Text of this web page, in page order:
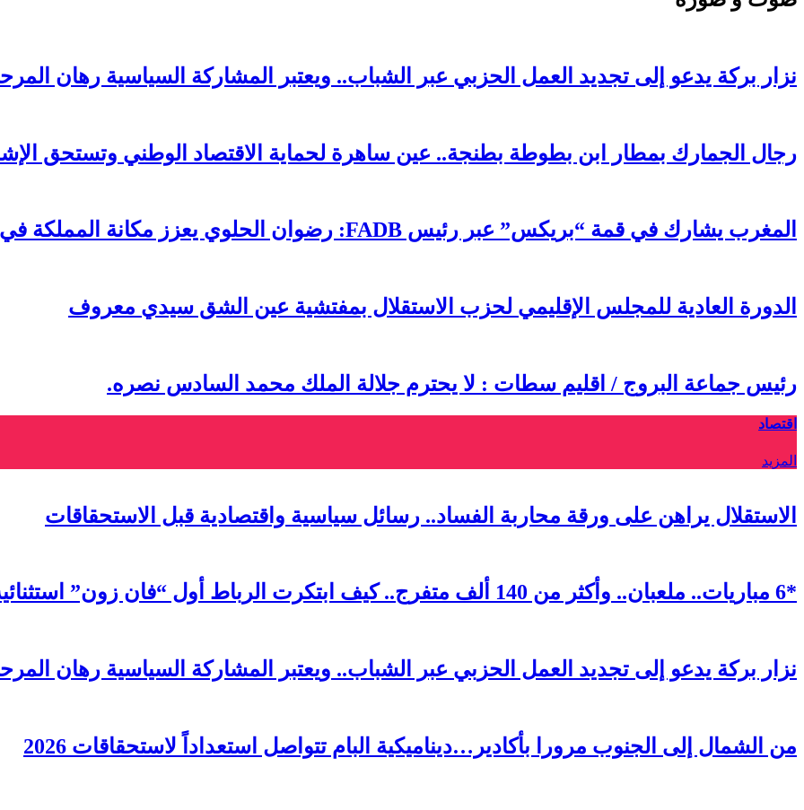
نزار بركة يدعو إلى تجديد العمل الحزبي عبر الشباب.. ويعتبر المشاركة السياسية رهان
رجال الجمارك بمطار ابن بطوطة بطنجة.. عين ساهرة لحماية الاقتصاد الوطني وتستحق
المغرب يشارك في قمة “بريكس” عبر رئيس FADB: رضوان الحلوي يعزز مكانة المملكة في التحول الرقمي الأفريقي والعالمي
الدورة العادية للمجلس الإقليمي لحزب الاستقلال بمفتشية عين الشق سيدي معروف
رئيس جماعة البروج / اقليم سطات : لا يحترم جلالة الملك محمد السادس نصره.
اقتصاد
المزيد
الاستقلال يراهن على ورقة محاربة الفساد.. رسائل سياسية واقتصادية قبل الاستحقاقات
*6 مباريات.. ملعبان.. وأكثر من 140 ألف متفرج.. كيف ابتكرت الرباط أول “فان زون” استثنائية في مونديال 2026*
نزار بركة يدعو إلى تجديد العمل الحزبي عبر الشباب.. ويعتبر المشاركة السياسية رهان
من الشمال إلى الجنوب مرورا بأكادير…ديناميكية البام تتواصل استعداداً لاستحقاقات 2026